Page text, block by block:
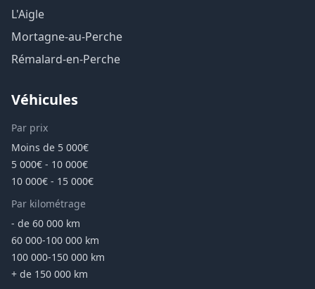
L'Aigle
Mortagne-au-Perche
Rémalard-en-Perche
Véhicules
Par prix
Moins de 5 000€
5 000€ - 10 000€
10 000€ - 15 000€
Par kilométrage
- de 60 000 km
60 000-100 000 km
100 000-150 000 km
+ de 150 000 km